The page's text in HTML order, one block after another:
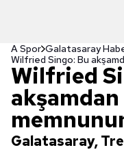
A Spor Galatasaray
Wilfried Singo: Bu
Wilfried
Galatasaray,